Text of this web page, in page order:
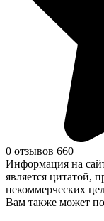
0 отзывов 660
Информация на
является цитатой,
некоммерческих
Вам также может